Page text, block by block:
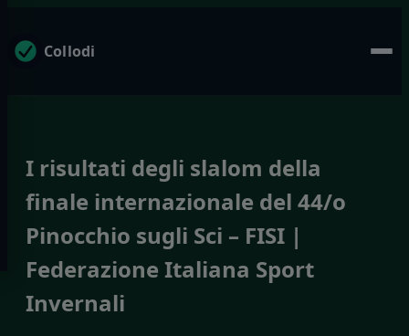
Collodi
I risultati degli slalom della
finale internazionale del 44/o
Pinocchio sugli Sci – FISI |
Federazione Italiana Sport
Invernali